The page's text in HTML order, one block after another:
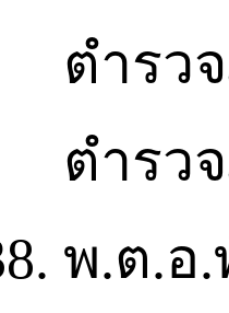
ตำรว
ตำรว
พ.ต.อ